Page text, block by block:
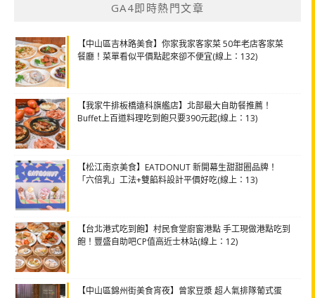
GA4即時熱門文章
【中山區吉林路美食】你家我家客家菜 50年老店客家菜
餐廳！菜單看似平價點起來卻不便宜(線上：132)
【我家牛排板橋遠科旗艦店】北部最大自助餐推薦！
Buffet上百道料理吃到飽只要390元起(線上：13)
【松江南京美食】EATDONUT 新開幕生甜甜圈品牌！
「六倍乳」工法+雙餡料設計平價好吃(線上：13)
【台北港式吃到飽】村民食堂廚窗港點 手工現做港點吃到
飽！豐盛自助吧CP值高近士林站(線上：12)
【中山區錦州街美食宵夜】曾家豆漿 超人氣排隊葡式蛋